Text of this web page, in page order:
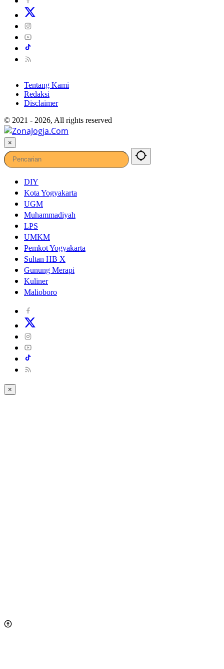
Tentang Kami
Redaksi
Disclaimer
© 2021 - 2026, All rights reserved
×
DIY
Kota Yogyakarta
UGM
Muhammadiyah
LPS
UMKM
Pemkot Yogyakarta
Sultan HB X
Gunung Merapi
Kuliner
Malioboro
×